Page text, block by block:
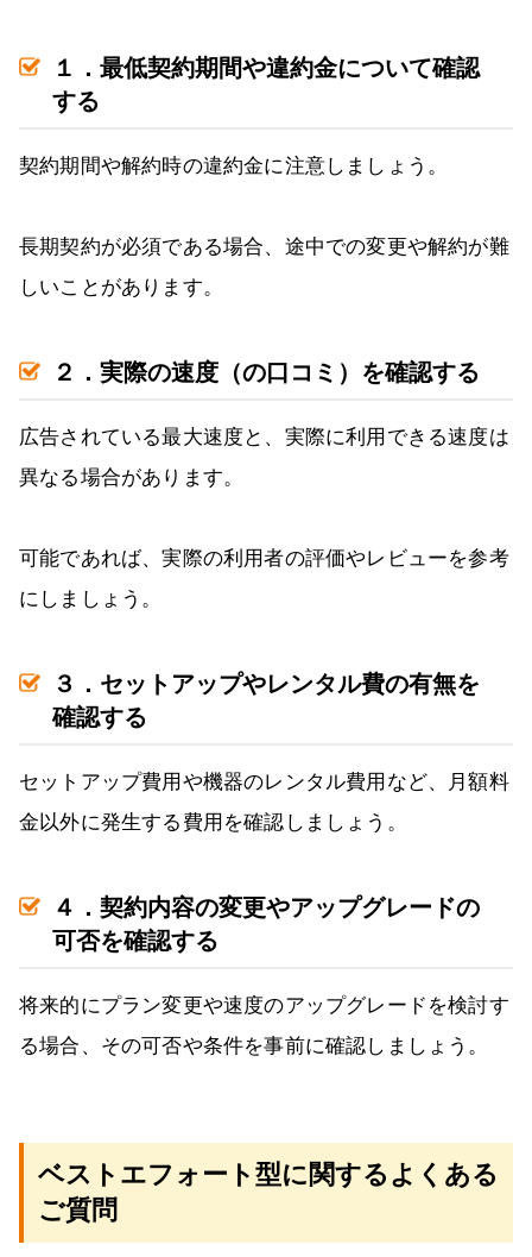
１．最低契約期間や違約金について確認
する
契約期間や解約時の違約金に注意しましょう。
長期契約が必須である場合、途中での変更や解約が難
しいことがあります。
２．実際の速度（の口コミ）を確認する
広告されている最大速度と、実際に利用できる速度は
異なる場合があります。
可能であれば、実際の利用者の評価やレビューを参考
にしましょう。
３．セットアップやレンタル費の有無を
確認する
セットアップ費用や機器のレンタル費用など、月額料
金以外に発生する費用を確認しましょう。
４．契約内容の変更やアップグレードの
可否を確認する
将来的にプラン変更や速度のアップグレードを検討す
る場合、その可否や条件を事前に確認しましょう。
ベストエフォート型に関するよくある
ご質問